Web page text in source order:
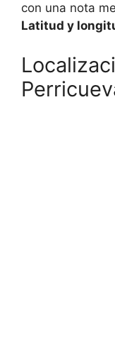
con una nota
Latitud y